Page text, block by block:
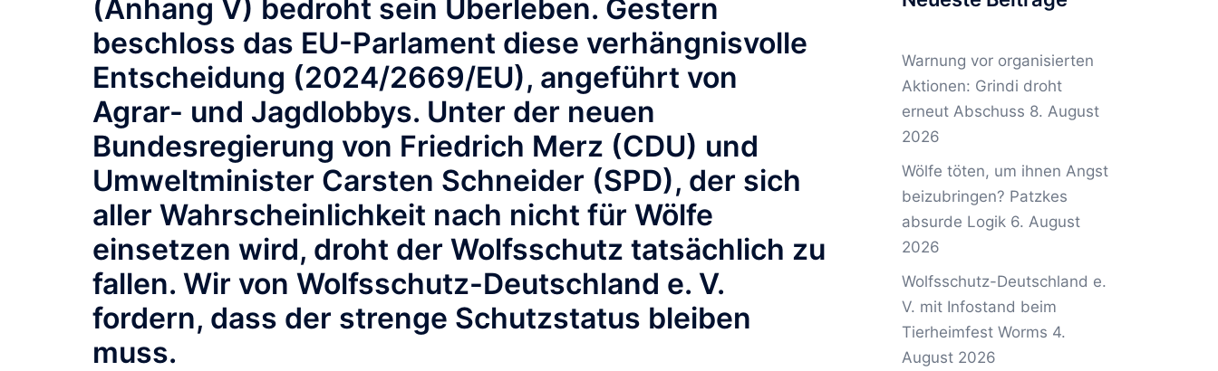
(Anhang V) bedroht sein Überleben. Gestern
beschloss das EU-Parlament diese verhängnisvolle
Entscheidung (2024/2669/EU), angeführt von
Agrar- und Jagdlobbys. Unter der neuen
Bundesregierung von Friedrich Merz (CDU) und
Umweltminister Carsten Schneider (SPD), der sich
aller Wahrscheinlichkeit nach nicht für Wölfe
einsetzen wird, droht der Wolfsschutz tatsächlich zu
fallen. Wir von Wolfsschutz-Deutschland e. V.
fordern, dass der strenge Schutzstatus bleiben
muss.
Warnung vor organisierten
Aktionen: Grindi droht
erneut Abschuss 8. August
2026
Wölfe töten, um ihnen Angst
beizubringen? Patzkes
absurde Logik 6. August
2026
Wolfsschutz-Deutschland e.
V. mit Infostand beim
Tierheimfest Worms 4.
August 2026